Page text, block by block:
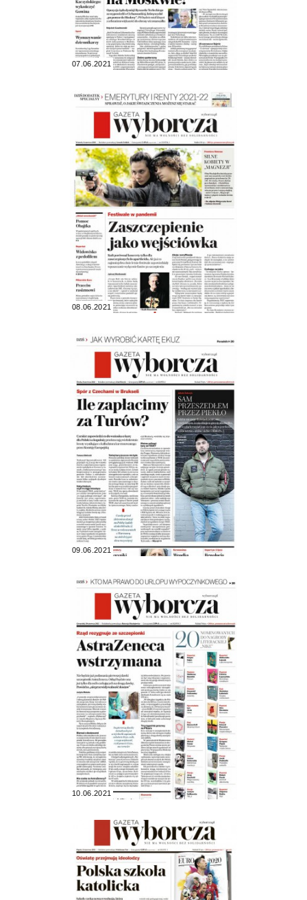
07.06.2021
08.06.2021
09.06.2021
10.06.2021